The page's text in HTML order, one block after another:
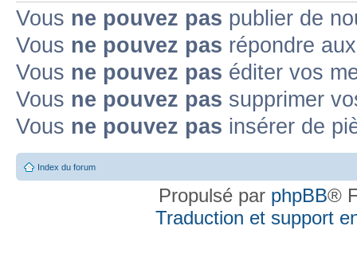
Vous ne pouvez pas publier de
Vous ne pouvez pas répondre
Vous ne pouvez pas éditer vos
Vous ne pouvez pas supprimer
Vous ne pouvez pas insérer de
Index du forum
Propulsé par phpBB®
Traduction et support